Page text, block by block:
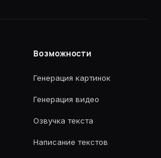
Возможности
Генерация картинок
Генерация видео
Озвучка текста
Написание текстов